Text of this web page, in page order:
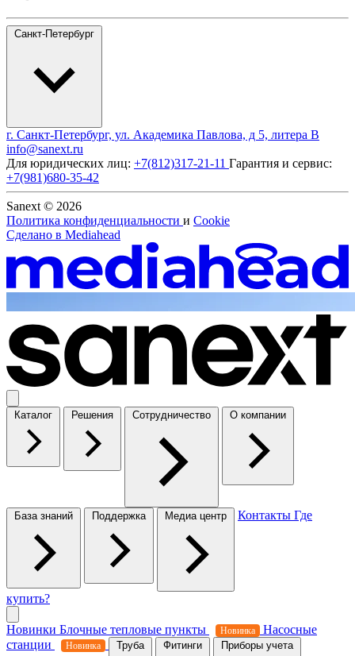
Санкт-Петербург
г. Санкт-Петербург, ул. Академика Павлова, д 5, литера В
info@sanext.ru
Для юридических лиц: +7(812)317-21-11 Гарантия и сервис:
+7(981)680-35-42
Sanext © 2026
Политика конфиденциальности и Cookie
Сделано в Mediahead
Каталог Решения Сотрудничество О компании
База знаний Поддержка Медиа центр Контакты Где
купить?
Новинки Блочные тепловые пункты Новинка
Насосные
станции
Новинка Труба Фитинги Приборы учета